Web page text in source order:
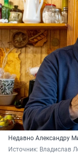
Недавно Александру
Источник: Владислав